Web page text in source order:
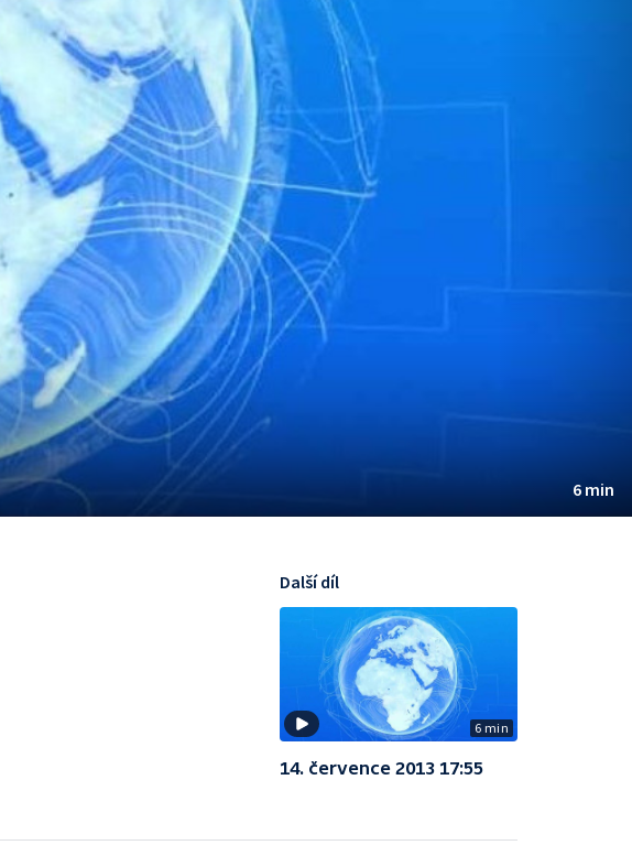
6 min
6 min
Další díl
14. července 2013 17:55